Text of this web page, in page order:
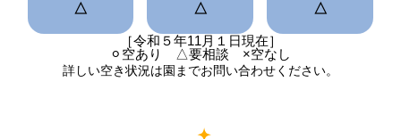
△ △ △
［令和５年11月１日現在］
⚪︎空あり △要相談 ×空なし
詳しい空き状況は園までお問い合わせください。